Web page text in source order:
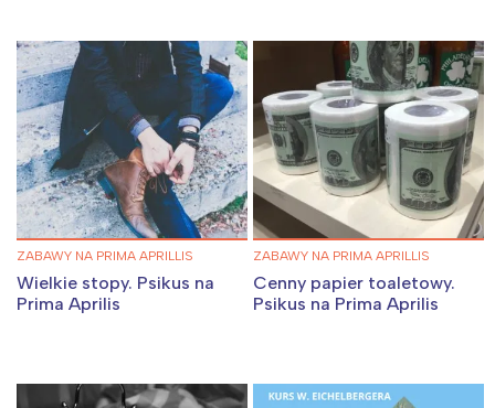
ZABAWY NA PRIMA APRILLIS
Wielkie stopy. Psikus na
Prima Aprilis
ZABAWY NA PRIMA APRILLIS
Cenny papier toaletowy.
Psikus na Prima Aprilis
Interesują mnie wydarzenia z